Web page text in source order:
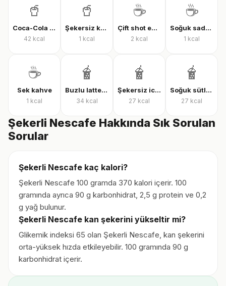
🥤
Coca-Cola Classic
42 kcal
🥤
Şekersiz kola
1 kcal
☕
Çift shot espresso
2 kcal
☕
Soğuk sade kahve
1 kcal
☕
Sek kahve
1 kcal
🧋
Buzlu latte şekersiz
34 kcal
🧋
Şekersiz iced latte
27 kcal
🧋
Soğuk sütlü kahve, şekersiz
27 kcal
Şekerli Nescafe Hakkında Sık Sorulan
Sorular
Şekerli Nescafe kaç kalori?
Şekerli Nescafe 100 gramda 370 kalori içerir. 100
gramında ayrıca 90 g karbonhidrat, 2,5 g protein ve 0,2
g yağ bulunur.
Şekerli Nescafe kan şekerini yükseltir mi?
Glikemik indeksi 65 olan Şekerli Nescafe, kan şekerini
orta-yüksek hızda etkileyebilir. 100 gramında 90 g
karbonhidrat içerir.